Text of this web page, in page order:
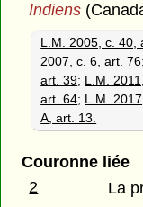
Indiens
L.M. 2005, c. 40,
2007, c. 6, art. 76;
art. 39; L.M.
art. 64; L.M.
A, art. 13.
Couronne liée
2
La